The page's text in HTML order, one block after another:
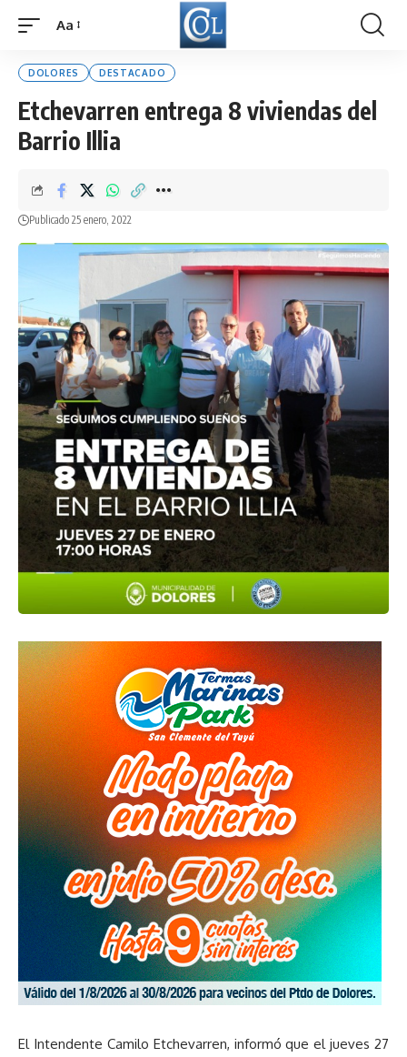
Font
Aa
DOLORES DESTACADO
Etchevarren entrega 8 viviendas del
Barrio Illia
Publicado 25 enero, 2022
El Intendente Camilo Etchevarren, informó que el jueves 27